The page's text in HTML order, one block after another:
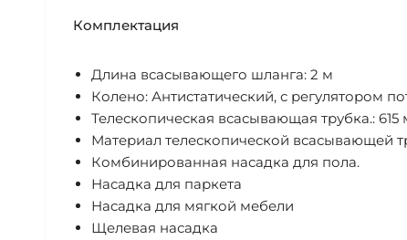
Комплектация
Длина всасывающего шланга: 2 м
Колено: Антистатический, с регулятором
Телескопическая всасывающая трубка.:
Материал телескопической всасывающей
Комбинированная насадка для пола.
Насадка для паркета
Насадка для мягкой мебели
Щелевая насадка